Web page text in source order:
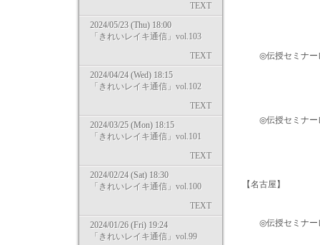
TEXT
2024/05/23 (Thu) 18:00
「きれいレイキ通信」vol.103
TEXT
2024/04/24 (Wed) 18:15
「きれいレイキ通信」vol.102
TEXT
2024/03/25 (Mon) 18:15
「きれいレイキ通信」vol.101
TEXT
2024/02/24 (Sat) 18:30
「きれいレイキ通信」vol.100
TEXT
2024/01/26 (Fri) 19:24
「きれいレイキ通信」vol.99
◎伝授セミナーレ
◎伝授セミナー
【名古屋】
◎伝授セミナー